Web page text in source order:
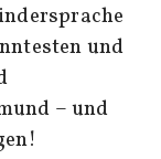
und
– und